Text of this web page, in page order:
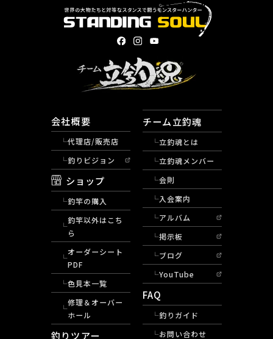
会社概要
代理店/販売店
釣りビジョン
ショップ
釣竿の購入
釣竿以外はこち
ら
オーダーシート
PDF
色見本一覧
修理＆オーバー
ホール
釣りツアー
チーム立釣魂
立釣魂とは
立釣魂メンバー
会則
入会案内
アルバム
掲示板
ブログ
YouTube
FAQ
釣りガイド
お問い合わせ